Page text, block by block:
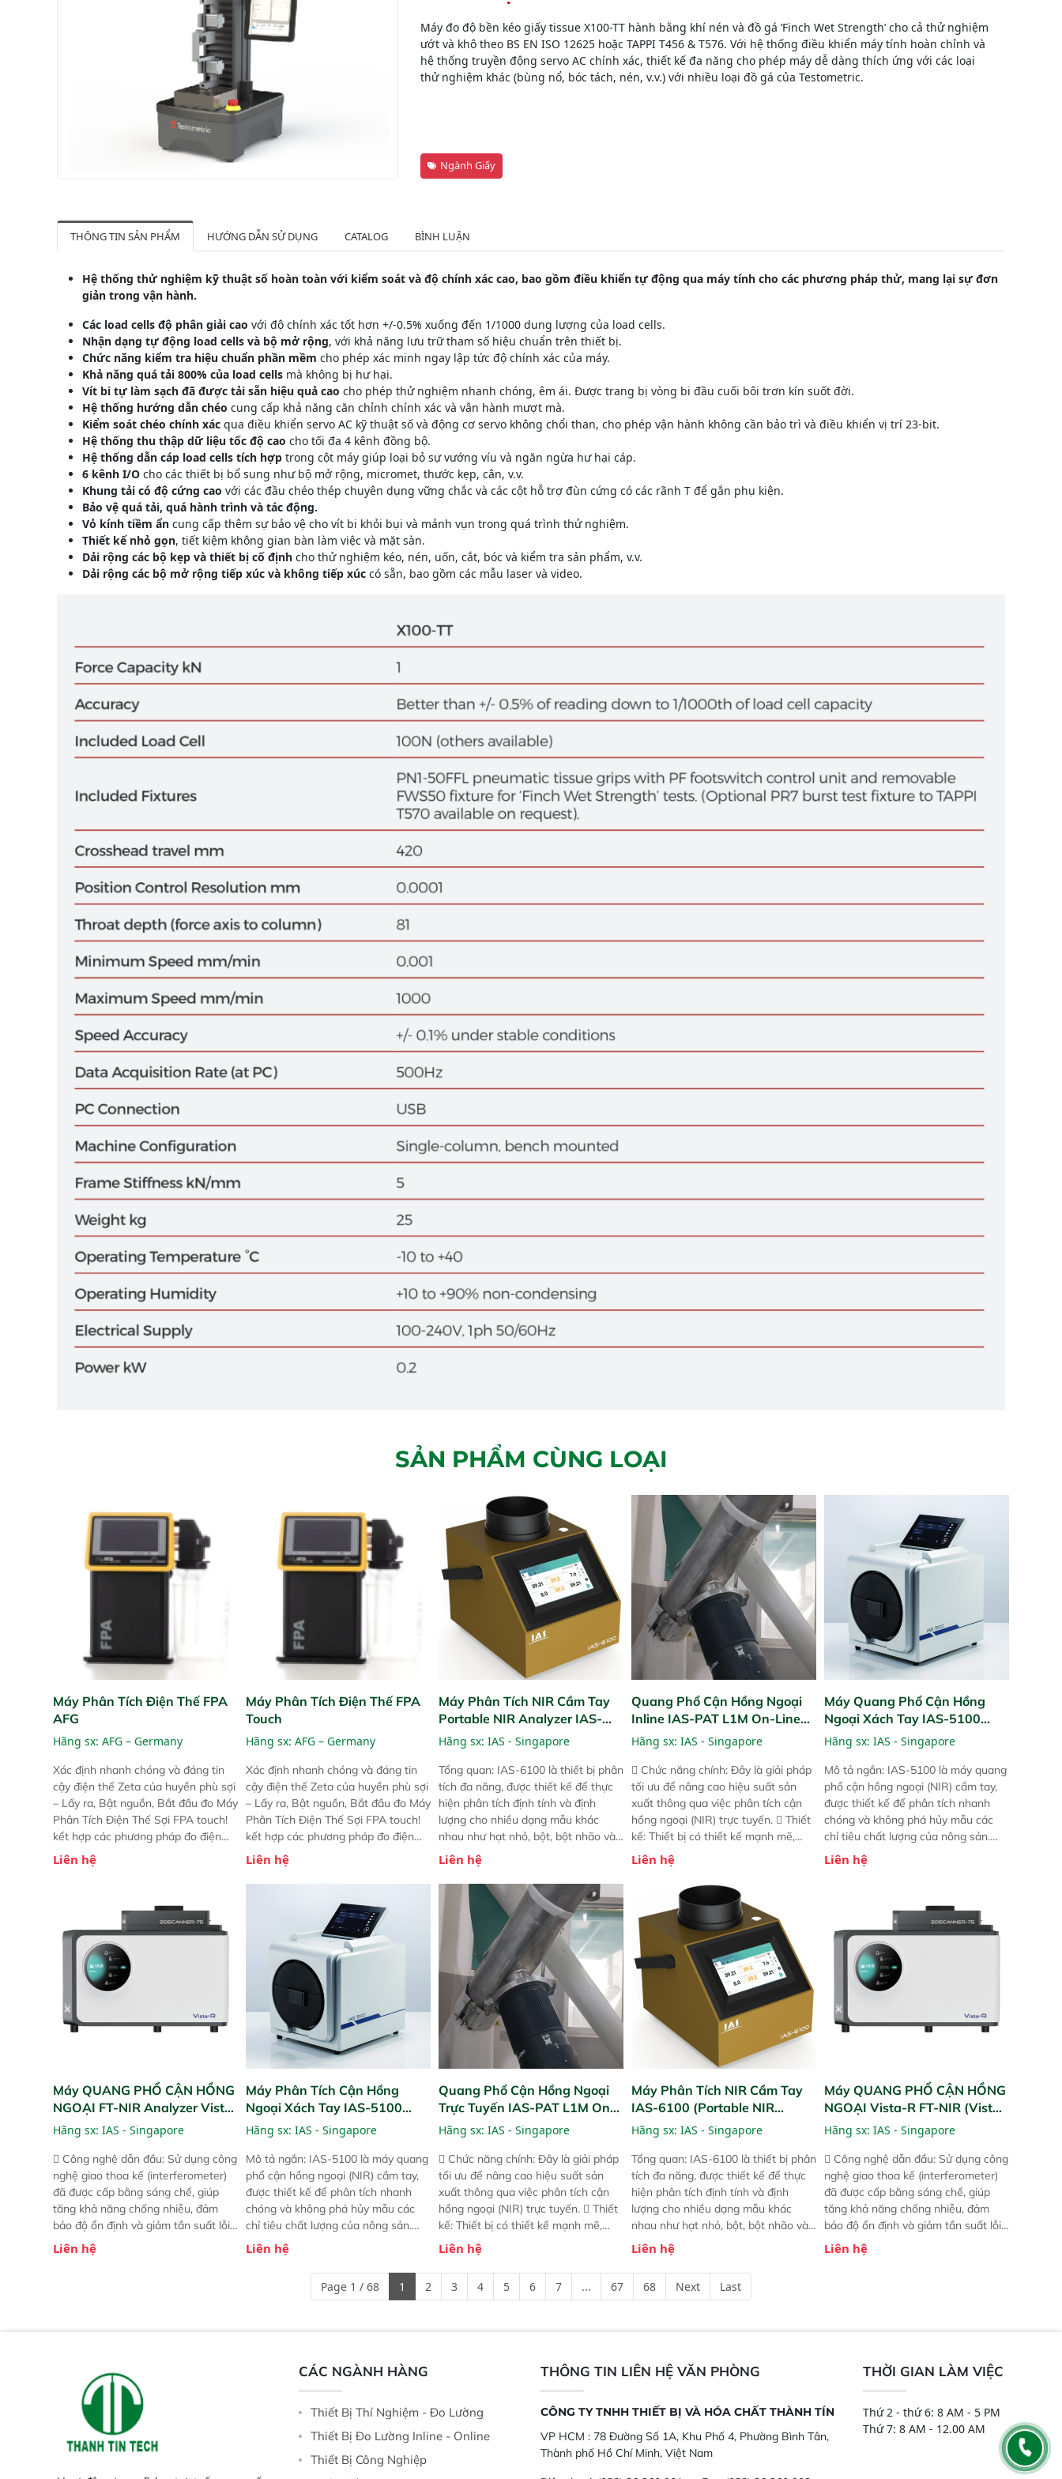
Máy đo độ bền kéo giấy tissue X100-TT hành bằng khí nén và đồ gá ‘Finch Wet Strength’ cho cả thử nghiệm
ướt và khô theo BS EN ISO 12625 hoặc TAPPI T456 & T576. Với hệ thống điều khiển máy tính hoàn chỉnh và
hệ thống truyền động servo AC chính xác, thiết kế đa năng cho phép máy dễ dàng thích ứng với các loại
thử nghiệm khác (bùng nổ, bóc tách, nén, v.v.) với nhiều loại đồ gá của Testometric.
Ngành Giấy
THÔNG TIN SẢN PHẨM HƯỚNG DẪN SỬ DỤNG CATALOG BÌNH LUẬN
Hệ thống thử nghiệm kỹ thuật số hoàn toàn với kiểm soát và độ chính xác cao, bao gồm điều khiển tự động qua máy tính cho các phương pháp thử, mang lại sự đơn
giản trong vận hành.
Các load cells độ phân giải cao với độ chính xác tốt hơn +/-0.5% xuống đến 1/1000 dung lượng của load cells.
Nhận dạng tự động load cells và bộ mở rộng, với khả năng lưu trữ tham số hiệu chuẩn trên thiết bị.
Chức năng kiểm tra hiệu chuẩn phần mềm cho phép xác minh ngay lập tức độ chính xác của máy.
Khả năng quá tải 800% của load cells mà không bị hư hại.
Vít bi tự làm sạch đã được tải sẵn hiệu quả cao cho phép thử nghiệm nhanh chóng, êm ái. Được trang bị vòng bi đầu cuối bôi trơn kín suốt đời.
Hệ thống hướng dẫn chéo cung cấp khả năng căn chỉnh chính xác và vận hành mượt mà.
Kiểm soát chéo chính xác qua điều khiển servo AC kỹ thuật số và động cơ servo không chổi than, cho phép vận hành không cần bảo trì và điều khiển vị trí 23-bit.
Hệ thống thu thập dữ liệu tốc độ cao cho tối đa 4 kênh đồng bộ.
Hệ thống dẫn cáp load cells tích hợp trong cột máy giúp loại bỏ sự vướng víu và ngăn ngừa hư hại cáp.
6 kênh I/O cho các thiết bị bổ sung như bộ mở rộng, micromet, thước kẹp, cân, v.v.
Khung tải có độ cứng cao với các đầu chéo thép chuyên dụng vững chắc và các cột hỗ trợ đùn cứng có các rãnh T để gắn phụ kiện.
Bảo vệ quá tải, quá hành trình và tác động.
Vỏ kính tiềm ẩn cung cấp thêm sự bảo vệ cho vít bi khỏi bụi và mảnh vụn trong quá trình thử nghiệm.
Thiết kế nhỏ gọn, tiết kiệm không gian bàn làm việc và mặt sàn.
Dải rộng các bộ kẹp và thiết bị cố định cho thử nghiệm kéo, nén, uốn, cắt, bóc và kiểm tra sản phẩm, v.v.
Dải rộng các bộ mở rộng tiếp xúc và không tiếp xúc có sẵn, bao gồm các mẫu laser và video.
SẢN PHẨM CÙNG LOẠI
Máy Phân Tích Điện Thế FPA
AFG
Hãng sx: AFG – Germany
Xác định nhanh chóng và đáng tin
cậy điện thế Zeta của huyền phù sợi
– Lấy ra, Bật nguồn, Bắt đầu đo Máy
Phân Tích Điện Thế Sợi FPA touch!
kết hợp các phương pháp đo điện
thế Zeta đã được chứng minh với sự
đơn giản tuyệt vời trong thao tác và
trước đó. Nhưng so với các phiên
bản trước, FPA touch! nhỏ hơn và
nhẹ hơn đáng kể, đồng thời được
nâng cấp với các tính năng mới.
Liên hệ
Máy Phân Tích Điện Thế FPA
Touch
Hãng sx: AFG – Germany
Xác định nhanh chóng và đáng tin
cậy điện thế Zeta của huyền phù sợi
– Lấy ra, Bật nguồn, Bắt đầu đo Máy
Phân Tích Điện Thế Sợi FPA touch!
kết hợp các phương pháp đo điện
thế Zeta đã được chứng minh với sự
đơn giản tuyệt vời trong thao tác và
vận hành của các phiên bản FPA
trước đó. Nhưng so với các phiên
bản trước, FPA touch! nhỏ hơn và
nhẹ hơn đáng kể, đồng thời được
nâng cấp với các tính năng mới.
Liên hệ
Máy Phân Tích NIR Cầm Tay
Portable NIR Analyzer IAS-
6100
Hãng sx: IAS - Singapore
Tổng quan: IAS-6100 là thiết bị phân
tích đa năng, được thiết kế để thực
hiện phân tích định tính và định
lượng cho nhiều dạng mẫu khác
nhau như hạt nhỏ, bột, bột nhão và
chất lỏng. Thiết bị này cho phép bất
kỳ ai cũng có thể thực hiện phân tích
đa thành phần chỉ với một nút bấm
đơn giản, mọi lúc, mọi nơi. Chuyên
dùng : phân tích mẫu nguyên liệu
thức ăn chăn nuôi, nguyên liệu thực
phẩm, nông sản,..
Liên hệ
Quang Phổ Cận Hồng Ngoại
Inline IAS-PAT L1M On-Line
NIR
Hãng sx: IAS - Singapore
 Chức năng chính: Đây là giải pháp
tối ưu để nâng cao hiệu suất sản
xuất thông qua việc phân tích cận
hồng ngoại (NIR) trực tuyến.  Thiết
kế: Thiết bị có thiết kế mạnh mẽ,
mô-đun hóa, hỗ trợ tản nhiệt tăng
cường và đã qua kiểm tra áp suất
nghiêm ngặt.  Cam kết: Mang lại
khả năng theo dõi thông số theo
thời gian thực và trực quan hóa dữ
liệu để tăng chỉ số ROI cho doanh
nghiệp.
Liên hệ
Máy Quang Phổ Cận Hồng
Ngoại Xách Tay IAS-5100
Portable NIR Analyzer
Hãng sx: IAS - Singapore
Mô tả ngắn: IAS-5100 là máy quang
phổ cận hồng ngoại (NIR) cầm tay,
được thiết kế để phân tích nhanh
chóng và không phá hủy mẫu các
chỉ tiêu chất lượng của nông sản.
Phạm vi sử dụng: Thiết bị linh hoạt
cho nhiều kịch bản khác nhau như
xuất hoặc trực tiếp ngoài đồng
Liên hệ
Máy QUANG PHỔ CẬN HỒNG
NGOẠI FT-NIR Analyzer Vista-
R
Hãng sx: IAS - Singapore
 Công nghệ dẫn đầu: Sử dụng công
nghệ giao thoa kế (interferometer)
đã được cấp bằng sáng chế, giúp
tăng khả năng chống nhiễu, đảm
bảo độ ổn định và giảm tần suất lỗi.
 Phạm vi ứng dụng rộng: Đáp ứng
nhu cầu kiểm tra đa dạng mẫu mã
Liên hệ
Máy Phân Tích Cận Hồng
Ngoại Xách Tay IAS-5100
(Portable NIR Analyzer)
Hãng sx: IAS - Singapore
Mô tả ngắn: IAS-5100 là máy quang
phổ cận hồng ngoại (NIR) cầm tay,
được thiết kế để phân tích nhanh
chóng và không phá hủy mẫu các
chỉ tiêu chất lượng của nông sản.
Phạm vi sử dụng: Thiết bị linh hoạt
cho nhiều kịch bản khác nhau như
tại điểm thu mua, trong xưởng sản
xuất hoặc trực tiếp ngoài đồng
Liên hệ
Quang Phổ Cận Hồng Ngoại
Trực Tuyến IAS-PAT L1M On-
Line NIR
Hãng sx: IAS - Singapore
 Chức năng chính: Đây là giải pháp
tối ưu để nâng cao hiệu suất sản
xuất thông qua việc phân tích cận
hồng ngoại (NIR) trực tuyến.  Thiết
kế: Thiết bị có thiết kế mạnh mẽ,
mô-đun hóa, hỗ trợ tản nhiệt tăng
cường và đã qua kiểm tra áp suất
nghiêm ngặt.  Cam kết: Mang lại
khả năng theo dõi thông số theo
Liên hệ
Máy Phân Tích NIR Cầm Tay
IAS-6100 (Portable NIR
Analyzer)
Hãng sx: IAS - Singapore
Tổng quan: IAS-6100 là thiết bị phân
tích đa năng, được thiết kế để thực
hiện phân tích định tính và định
lượng cho nhiều dạng mẫu khác
nhau như hạt nhỏ, bột, bột nhão và
chất lỏng. Thiết bị này cho phép bất
kỳ ai cũng có thể thực hiện phân tích
đa thành phần chỉ với một nút bấm
đơn giản, mọi lúc, mọi nơi. Chuyên
Liên hệ
Máy QUANG PHỔ CẬN HỒNG
NGOẠI Vista-R FT-NIR (Vista-
R FT-NIR Analyzer)
Hãng sx: IAS - Singapore
 Công nghệ dẫn đầu: Sử dụng công
nghệ giao thoa kế (interferometer)
đã được cấp bằng sáng chế, giúp
tăng khả năng chống nhiễu, đảm
bảo độ ổn định và giảm tần suất lỗi.
 Phạm vi ứng dụng rộng: Đáp ứng
nhu cầu kiểm tra đa dạng mẫu mã
Liên hệ
Page 1 / 68 1 2 3 4 5 6 7 ... 67 68 Next Last
CÁC NGÀNH HÀNG
Thiết Bị Thí Nghiệm - Đo Lường
Thiết Bị Đo Lường Inline - Online
Thiết Bị Công Nghiệp
THÔNG TIN LIÊN HỆ VĂN PHÒNG
CÔNG TY TNHH THIẾT BỊ VÀ HÓA CHẤT THÀNH TÍN
VP HCM : 78 Đường Số 1A, Khu Phố 4, Phường Bình Tân,
Thành phố Hồ Chí Minh, Việt Nam
THỜI GIAN LÀM VIỆC
Thứ 2 - thứ 6: 8 AM - 5 PM
Thứ 7: 8 AM - 12.00 AM